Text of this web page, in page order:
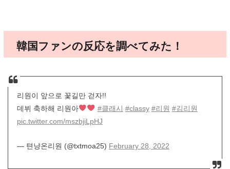
韓国ファンの反応を調べてみた！
리원이 앞으로 꽃길만 걷자!!
데뷔 축하해 리원아
#클래시 #classy #리원 #김리원
pic.twitter.com/mszbjiLpHJ
— 텬냥온리원 (@txtmoa25) February 28, 2022